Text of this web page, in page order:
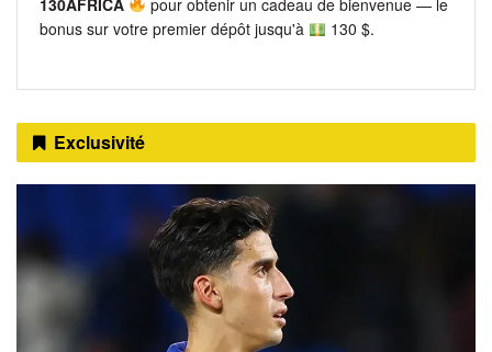
bonus sur votre premier dépôt jusqu'à
130 $.
Exclusivité